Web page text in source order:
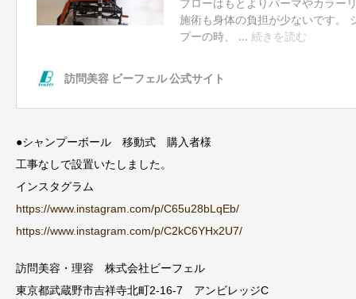
●シャンプーボール 移動式 購入者様
工事なしで設置いたしました。
インスタグラム
https://www.instagram.com/p/C65u28bLqEb/
https://www.instagram.com/p/C2kC6YHx2U7/
訪問美容・理容 株式会社ビーフェル
東京都武蔵野市吉祥寺北町2-16-7 アンビレッジC